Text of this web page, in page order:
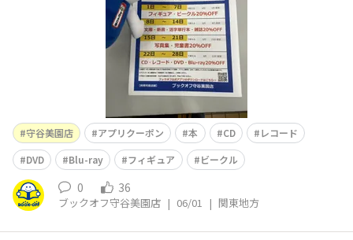
守谷美園店 アプリクーポン 本 CD
レコード
DVD
Blu-ray フィギュア ビークル
0 36
ブックオフ守谷美園店 | 06/01 | 関東地方